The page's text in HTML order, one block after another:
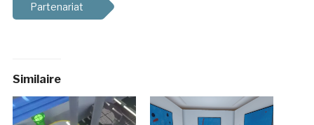
Partenariat
Similaire